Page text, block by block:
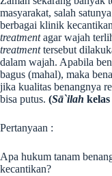
masyarakat, salah
berbagai klinik
treatmentagar wajah
treatmenttersebut
dalam wajah. Apabila
bagus (mahal), maka
jika kualitas benangnya
bisa putus. (Sā`ilah
Pertanyaan :
Apa hukum tanam
kecantikan?